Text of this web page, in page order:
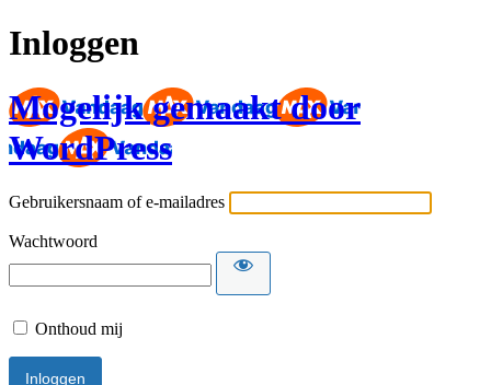
Inloggen
Mogelijk gemaakt door
WordPress
Gebruikersnaam of e-mailadres
Wachtwoord
Onthoud mij